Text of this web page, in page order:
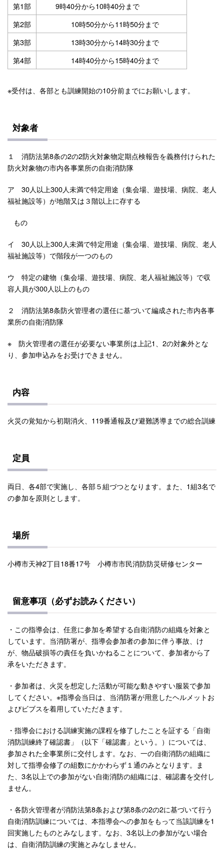
第1部
9時40分から10時40分まで
第2部
10時50分から11時50分まで
第3部
13時30分から14時30分まで
第4部
14時40分から15時40分まで
※受付は、各部とも訓練開始の10分前までにお願いします。
対象者
１ 消防法第8条の2の2防火対象物定期点検報告を義務付けられた
防火対象物の市内各事業所の自衛消防隊
ア 30人以上300人未満で特定用途（集会場、遊技場、病院、老人
福祉施設等）が地階又は３階以上に存する
もの
イ 30人以上300人未満で特定用途（集会場、遊技場、病院、老人
福祉施設等）で階段が一つのもの
ウ 特定の建物（集会場、遊技場、病院、老人福祉施設等）で収
容人員が300人以上のもの
２ 消防法第8条防火管理者の選任に基づいて編成された市内各事
業所の自衛消防隊
※ 防火管理者の選任が必要ない事業所は上記1、2の対象外とな
り、参加申込みをお受けできません。
内容
火災の覚知から初期消火、119番通報及び避難誘導までの総合訓練
定員
両日、各4部で実施し、各部５組づつとなります。また、1組3名で
の参加を原則とします。
場所
小樽市天神2丁目18番17号 小樽市市民消防防災研修センター
留意事項（必ずお読みください）
・この指導会は、任意に参加を希望する自衛消防の組織を対象と
しています。当消防署が、指導会参加者の参加に伴う事故、け
が、物品破損等の責任を負いかねることについて、参加者から了
承をいただきます。
・参加者は、火災を想定した活動が可能な動きやすい服装で参加
してください。※指導会当日は、当消防署が用意したヘルメットお
よびビブスを着用していただきます。
・指導会における訓練実施の課程を修了したことを証する「自衛
消防訓練終了確認書」（以下「確認書」という。）については、
参加された全事業所に交付します。なお、一の自衛消防の組織に
対して指導会修了の組数にかかわらず１通のみとなります。ま
た、3名以上での参加がない自衛消防の組織には、確認書を交付し
ません。
・各防火管理者が消防法第8条および第8条の2の2に基づいて行う
自衛消防訓練については、本指導会への参加をもって当該訓練を1
回実施したものとみなします。なお、3名以上の参加がない場合
は、自衛消防訓練の実施とみなしません。